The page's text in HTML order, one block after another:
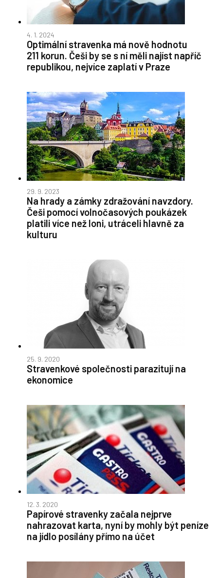
4. 1. 2024
Optimální stravenka má nově hodnotu
211 korun. Češi by se s ní měli najíst napříč
republikou, nejvíce zaplatí v Praze
29. 9. 2023
Na hrady a zámky zdražování navzdory.
Češi pomocí volnočasových poukázek
platili více než loni, utráceli hlavně za
kulturu
25. 9. 2020
Stravenkové společnosti parazitují na
ekonomice
12. 3. 2020
Papírové stravenky začala nejprve
nahrazovat karta, nyní by mohly být peníze
na jídlo posílány přímo na účet